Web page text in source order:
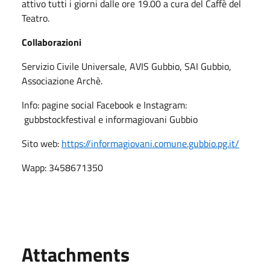
attivo tutti i giorni dalle ore 19.00 a cura del Caffè del
Teatro.
Collaborazioni
Servizio Civile Universale, AVIS Gubbio, SAI Gubbio,
Associazione Archè.
Info: pagine social Facebook e Instagram:
gubbstockfestival e informagiovani Gubbio
Sito web: https://informagiovani.comune.gubbio.pg.it/
Wapp: 3458671350
Attachments